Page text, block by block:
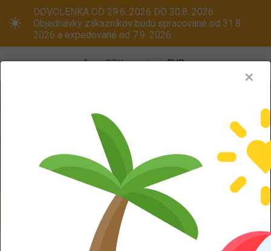
DOVOLENKA OD 29.6. 2026 DO 30.8. 2026
Objednávky zákazníkov budú spracované od 31.8.
2026 a expedované od 7.9. 2026.
CZK EUR
Menu
Oceľové disky ALU kola
✕